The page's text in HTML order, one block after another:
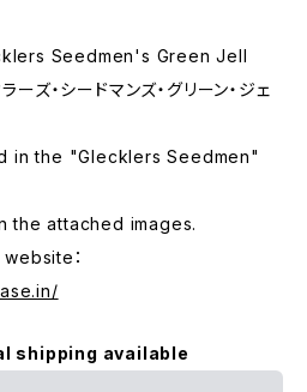
Seedmen's Green Jell
ーズ・シードマンズ・グリーン・ジェ
in the "Glecklers Seedmen"
the attached images.
：
shipping available